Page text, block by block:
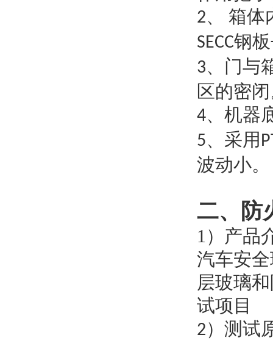
2、 箱体
SECC钢板
3、门与
区的密
4、机器
5、采用
波动小。
二、 防
1）产品
汽车安
层玻璃
试项目
2）测试